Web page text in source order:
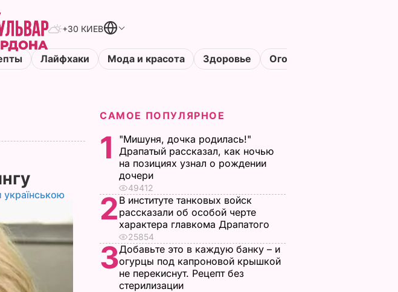
+30 КИЕВ
Лайфхаки Мода и красота Здоровье Огороды
САМОЕ ПОПУЛЯРНОЕ
1
"Мишуня, дочка родилась!"
Драпатый рассказал, как ночью
на позициях узнал о рождении
дочери
49412
2 В институте танковых войск
рассказали об особой черте
характера главкома Драпатого
25854
3Добавьте это в каждую банку – и
огурцы под капроновой крышкой
не перекиснут. Рецепт без
стерилизации